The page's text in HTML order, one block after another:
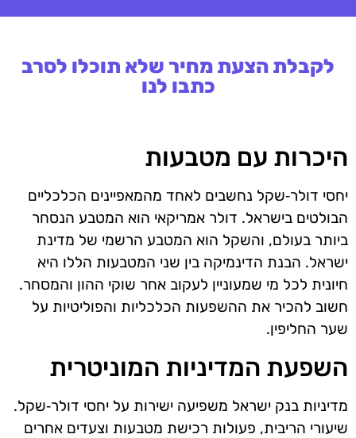
לקבלת הצעת מחיר שלא תוכלו לסרב
כתבו לנו
היכרות עם מטבעות
יחסי דולר‑שקל נחשבים לאחד מהמאפיינים הכלכליים
הבולטים בישראל. דולר אמריקאי הוא המטבע הנסחר
ביותר בעולם, והשקל הוא המטבע הרשמי של מדינת
ישראל. הבנת הדינמיקה בין שני המטבעות הללו היא
חיונית לכל מי שמעוניין לעקוב אחר שוקי ההון והמסחר.
חשוב להכיר את ההשפעות הכלכליות והפוליטיות על
שער החליפין.
השפעת המדיניות המוניטרית
מדיניות בנק ישראל משפיעה ישירות על יחסי דולר‑שקל.
שיעורי הריבית, פעולות רכישת מטבעות וצעדים אחרים